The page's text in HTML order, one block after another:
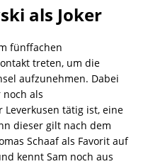
als Joker
fünffachen
treten, um die
aufzunehmen. Dabei
noch als
Leverkusen tätig ist, eine
dieser gilt nach dem
Schaaf als Favorit auf
kennt Sam noch aus